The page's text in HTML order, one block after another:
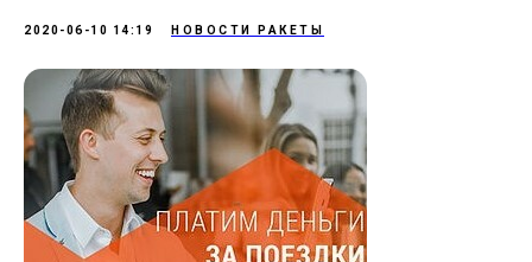
2020-06-10 14:19 НОВОСТИ РАКЕТЫ